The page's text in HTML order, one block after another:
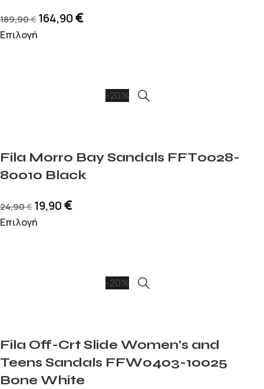
189,90€ 164,90€
Επιλογή
-20%
Fila Morro Bay Sandals FFT0028-
80010 Black
24,90€ 19,90€
Επιλογή
-20%
Fila Off-Crt Slide Women’s and
Teens Sandals FFW0403-10025
Bone White